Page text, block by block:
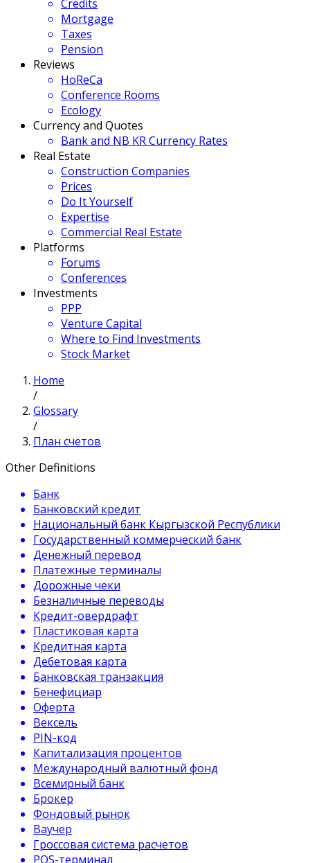
Credits
Mortgage
Taxes
Pension
Reviews
HoReCa
Conference Rooms
Ecology
Currency and Quotes
Bank and NB KR Currency Rates
Real Estate
Construction Companies
Prices
Do It Yourself
Expertise
Commercial Real Estate
Platforms
Forums
Conferences
Investments
PPP
Venture Capital
Where to Find Investments
Stock Market
Home
/
Glossary
/
План счетов
Other Definitions
Банк
Банковский кредит
Национальный банк Кыргызской Республики
Государственный коммерческий банк
Денежный перевод
Платежные терминалы
Дорожные чеки
Безналичные переводы
Кредит-овердрафт
Пластиковая карта
Кредитная карта
Дебетовая карта
Банковская транзакция
Бенефициар
Оферта
Вексель
PIN-код
Капитализация процентов
Международный валютный фонд
Всемирный банк
Брокер
Фондовый рынок
Ваучер
Гроссовая система расчетов
POS-терминал